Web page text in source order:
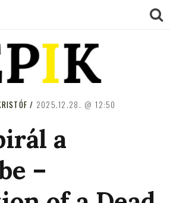
2025.12.28. 12:50
a
–